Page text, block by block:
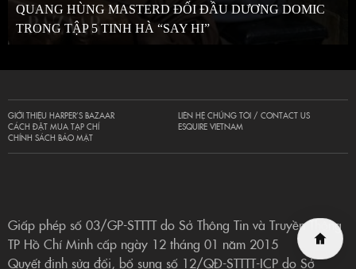
QUANG HÙNG MASTERD ĐỐI ĐẦU DƯƠNG DOMIC
TRONG TẬP 5 TINH HÀ “SAY HI”
GIỚI THIỆU HARPER’S BAZAAR
CÁCH ĐẶT MUA TẠP CHÍ
CHÍNH SÁCH BẢO MẬT
LIÊN HỆ CHÚNG TÔI / CONTACT US
ESQUIRE VIETNAM
Giấp phép số 03/GP-STTTT do Sở Thông Tin và Truyền Thông
TP Hồ Chí Minh cấp ngày 12 tháng 01 năm 2015
Quyết định sửa đổi, bổ sung số 12/QĐ-STTTT-ICP do Sở